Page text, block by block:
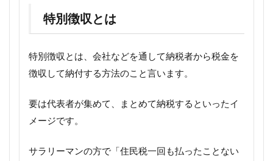
特別徴収とは
特別徴収とは、会社などを通して納税者から税金を
徴収して納付する方法のこと言います。
要は代表者が集めて、まとめて納税するといったイ
メージです。
サラリーマンの方で「住民税一回も払ったことない